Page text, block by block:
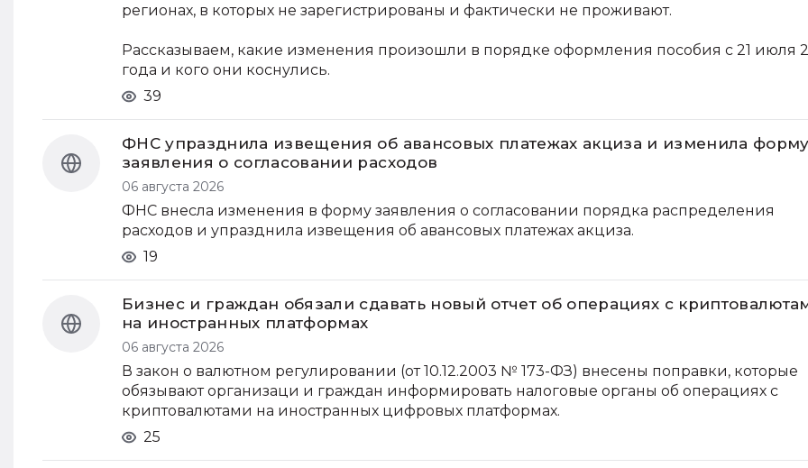
регионах, в которых не зарегистрированы и фактически не проживают.
Рассказываем, какие изменения произошли в порядке оформления пособия с 21 июля
года и кого они коснулись.
39
ФНС упразднила извещения об авансовых платежах акциза и изменила форму
заявления о согласовании расходов
06 августа 2026
ФНС внесла изменения в форму заявления о согласовании порядка распределения
расходов и упразднила извещения об авансовых платежах акциза.
19
Бизнес и граждан обязали сдавать новый отчет об операциях с
на иностранных платформах
06 августа 2026
В закон о валютном регулировании (от 10.12.2003 № 173-ФЗ) внесены поправки, которые
обязывают организаци и граждан информировать налоговые органы об операциях с
криптовалютами на иностранных цифровых платформах.
25